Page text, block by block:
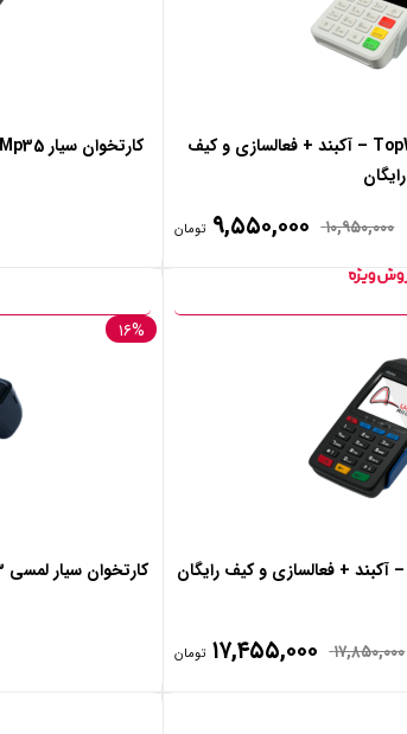
کارتخوان سیار TopWise M3P – آکبند + فعالسازی و کیف
رایگان
۱۰,۹۵۰,۰۰۰ ۹,۵۵۰,۰۰۰ تومان
۱۷,۸۵۰,۰۰۰ ۱۷,۴۵۵,۰۰۰ تومان
۱۶%